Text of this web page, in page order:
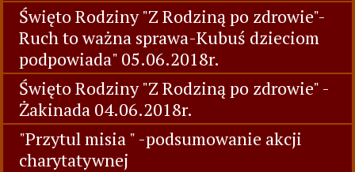
Święto Rodziny "Z Rodziną po zdrowie"-
Ruch to ważna sprawa-Kubuś dzieciom
podpowiada" 05.06.2018r.
Święto Rodziny "Z Rodziną po zdrowie" -
Żakinada 04.06.2018r.
"Przytul misia " -podsumowanie akcji
charytatywnej